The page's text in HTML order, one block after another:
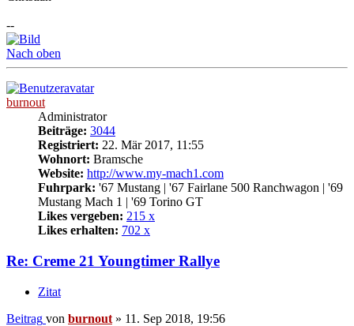
--
Nach oben
burnout
Administrator
Beiträge: 3044
Registriert: 22. Mär 2017, 11:55
Wohnort: Bramsche
Website: http://www.my-mach1.com
Fuhrpark: '67 Mustang | '67 Fairlane 500 Ranchwagon | '69
Mustang Mach 1 | '69 Torino GT
Likes vergeben: 215 x
Likes erhalten: 702 x
Re: Creme 21 Youngtimer Rallye
Zitat
Beitrag von burnout » 11. Sep 2018, 19:56